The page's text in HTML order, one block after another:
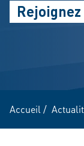
Accueil /